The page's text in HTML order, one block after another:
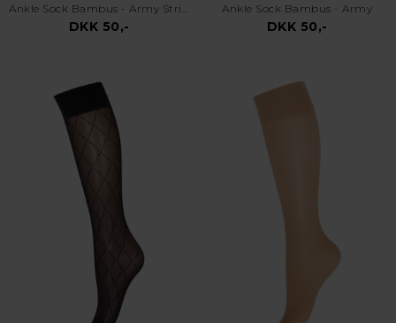
Ankle Sock Bambus - Army Stripes
DKK 50,-
Ankle Sock Bambus - Army
DKK 50,-